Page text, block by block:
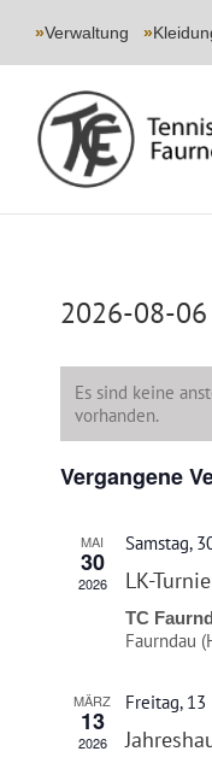
»Verwaltung »
2026-08-06
wählen.
Es sind keine
vorhanden.
Vergangene
MAI
30
2026
Samstag,
LK-
TC
Faurndau
MÄRZ
13
2026
Freitag, 13